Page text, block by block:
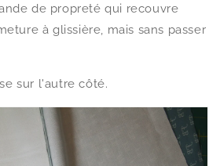
de propreté qui recouvre
à glissière, mais sans passer
sur l'autre côté.